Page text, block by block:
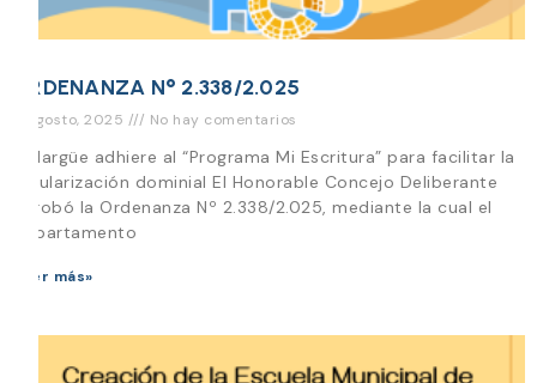
ORDENANZA N° 2.338/2.025
8 agosto, 2025 No hay comentarios
Malargüe adhiere al “Programa Mi Escritura” para facilitar la
regularización dominial El Honorable Concejo Deliberante
aprobó la Ordenanza Nº 2.338/2.025, mediante la cual el
Departamento
Leer más»